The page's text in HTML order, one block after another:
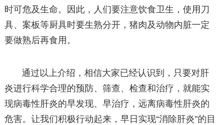
时可危及生命。因此，人们要注意饮食卫生，使用刀
具、案板等厨具时要生熟分开，猪肉及动物内脏一定
要做熟后再食用。
通过以上介绍，相信大家已经认识到，只要对肝
炎进行科学合理的预防、筛查、检查和治疗，就能实
现病毒性肝炎的早发现、早治疗，远离病毒性肝炎的
危害。让我们积极行动起来，早日实现“消除肝炎”的目